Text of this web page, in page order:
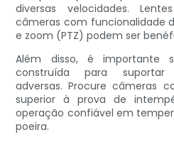
diversas velocidades.
câmeras com funcionalidade
e zoom (PTZ) podem ser
Além disso, é importante
construída para suportar
adversas. Procure câmeras
superior à prova de
operação confiável em
poeira.